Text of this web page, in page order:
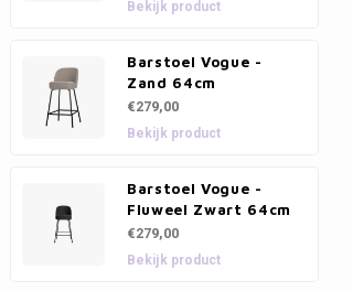
Bekijk product
Barstoel Vogue -
Zand 64cm
€279,00
Bekijk product
Barstoel Vogue -
Fluweel Zwart 64cm
€279,00
Bekijk product